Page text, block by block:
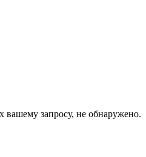
вашему запросу, не обнаружено.